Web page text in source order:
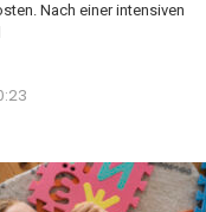
Nach einer intensiven